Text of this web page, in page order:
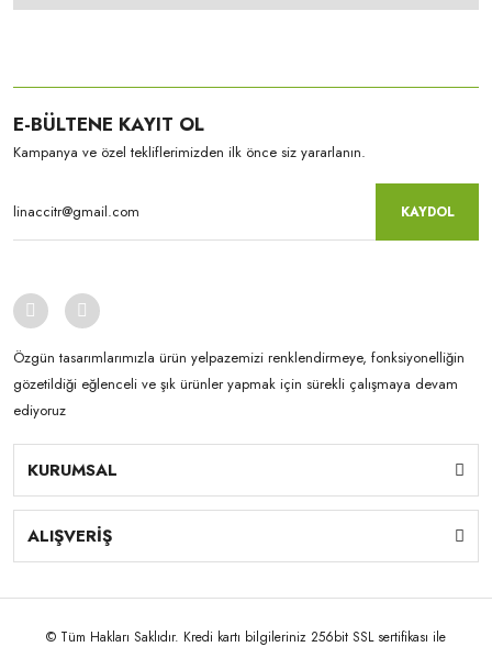
E-BÜLTENE KAYIT OL
Kampanya ve özel tekliflerimizden ilk önce siz yararlanın.
KAYDOL
Özgün tasarımlarımızla ürün yelpazemizi renklendirmeye, fonksiyonelliğin
gözetildiği eğlenceli ve şık ürünler yapmak için sürekli çalışmaya devam
ediyoruz
KURUMSAL
ALIŞVERİŞ
© Tüm Hakları Saklıdır. Kredi kartı bilgileriniz 256bit SSL sertifikası ile